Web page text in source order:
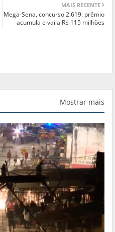
MAIS RECENTE
Mega-Sena, concurso 2.619: prêmio
acumula e vai a R$ 115 milhões
Mostrar mais